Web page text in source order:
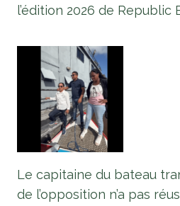
l’édition 2026 de Republic
Le capitaine du bateau
de l’opposition n’a pas